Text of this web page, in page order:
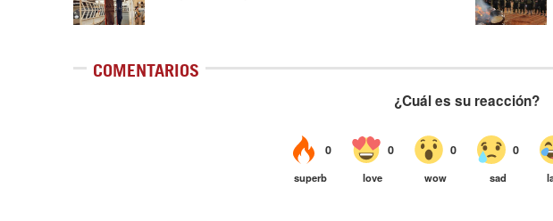
COMENTARIOS